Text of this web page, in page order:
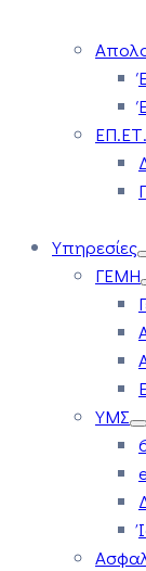
Υπηρεσίες
ΓΕΜΗ
ΥΜΣ